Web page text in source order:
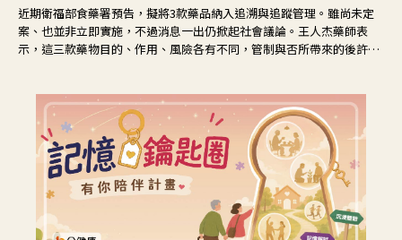
近期衛福部食藥署預告，擬將3款藥品納入追溯與追蹤管理。雖尚未定
案、也並非立即實施，不過消息一出仍掀起社會議論。王人杰藥師表
示，這三款藥物目的、作用、風險各有不同，管制與否所帶來的後許影